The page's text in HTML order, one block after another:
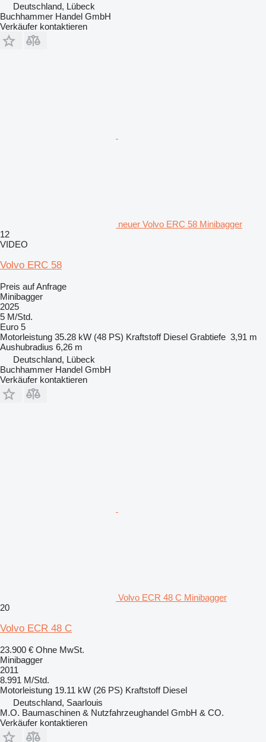
Deutschland, Lübeck
Buchhammer Handel GmbH
Verkäufer kontaktieren
neuer Volvo ERC 58 Minibagger
12
VIDEO
Volvo ERC 58
Preis auf Anfrage
Minibagger
2025
5 M/Std.
Euro 5
Motorleistung 35.28 kW (48 PS) Kraftstoff Diesel Grabtiefe 3,91 m
Aushubradius 6,26 m
Deutschland, Lübeck
Buchhammer Handel GmbH
Verkäufer kontaktieren
Volvo ECR 48 C Minibagger
20
Volvo ECR 48 C
23.900 € Ohne MwSt.
Minibagger
2011
8.991 M/Std.
Motorleistung 19.11 kW (26 PS) Kraftstoff Diesel
Deutschland, Saarlouis
M.O. Baumaschinen & Nutzfahrzeughandel GmbH & CO.
Verkäufer kontaktieren